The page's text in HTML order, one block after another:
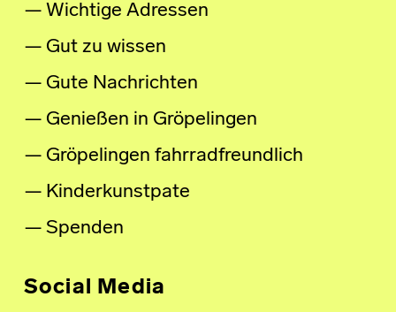
Wichtige Adressen
Gut zu wissen
Gute Nachrichten
Genießen in Gröpelingen
Gröpelingen fahrradfreundlich
Kinderkunstpate
Spenden
Social Media